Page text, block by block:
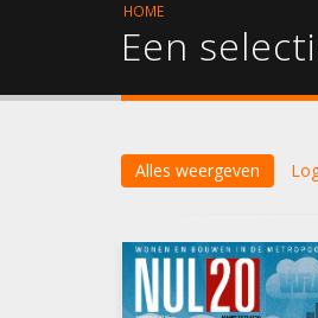
HOME
Een
Alles weergeven